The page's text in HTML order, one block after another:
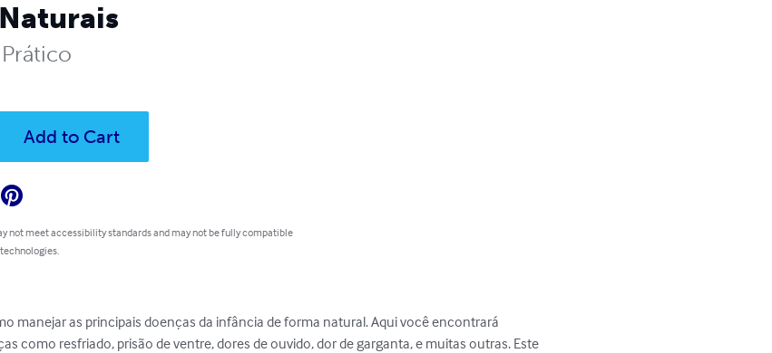
Add to Cart
not meet accessibility standards and may not be fully compatible
manejar as principais doenças da infância de forma natural. Aqui você encontrará
como resfriado, prisão de ventre, dores de ouvido, dor de garganta, e muitas outras. Este